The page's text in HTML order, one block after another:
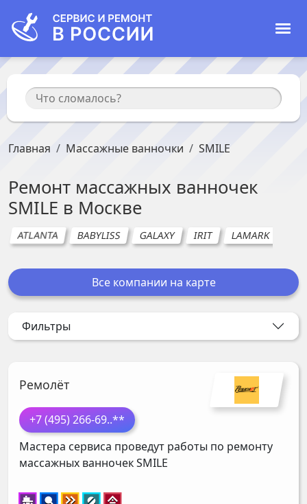
Главная Массажные ванночки SMILE
Ремонт массажных ванночек
SMILE в Москве
ATLANTA BABYLISS GALAXY IRIT LAMARK
Все компании на карте
Фильтры
Ремолёт
+7 (495) 266-69..**
Мастера сервиса проведут работы по ремонту
массажных ванночекSMILE